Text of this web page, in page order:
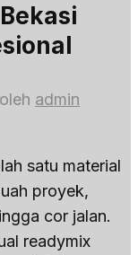
oleh admin
satu material
proyek,
cor jalan.
readymix